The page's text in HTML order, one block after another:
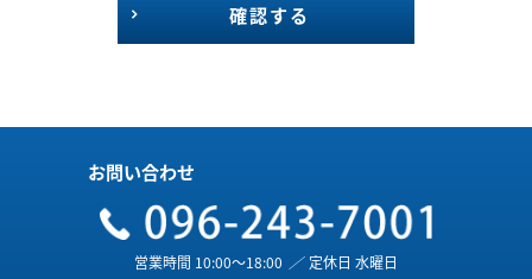
確認する
お問い合わせ
営業時間 10:00～18:00 ／ 定休日 水曜日